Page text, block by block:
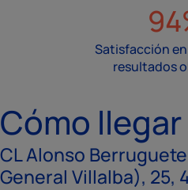
Satisfacción
resultados
Cómo
CL Alonso
General Villalba), 25,